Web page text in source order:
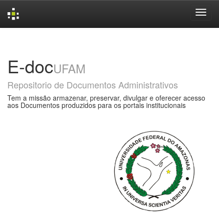
E-docUFAM
Repositorio de Documentos Administrativos
Tem a missão armazenar, preservar, divulgar e oferecer acesso
aos Documentos produzidos para os portais institucionais